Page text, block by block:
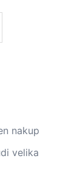
nakup
velika